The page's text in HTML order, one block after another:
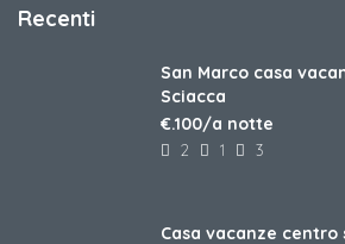
Recenti
San Marco casa
Sciacca
€.100/a notte
2 1 3
Casa vacanze centro